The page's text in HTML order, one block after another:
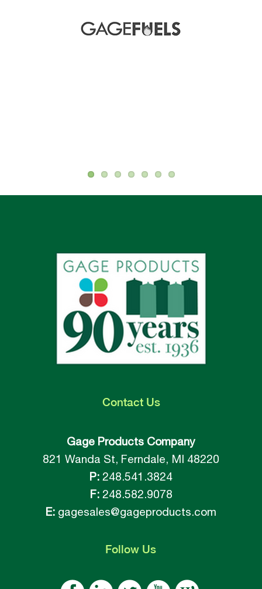
ContactUs
Gage Products Company
821 Wanda St, Ferndale, MI 48220
P: 248.541.3824
F:248.582.9078
E: gagesales@gageproducts.com
Follow Us